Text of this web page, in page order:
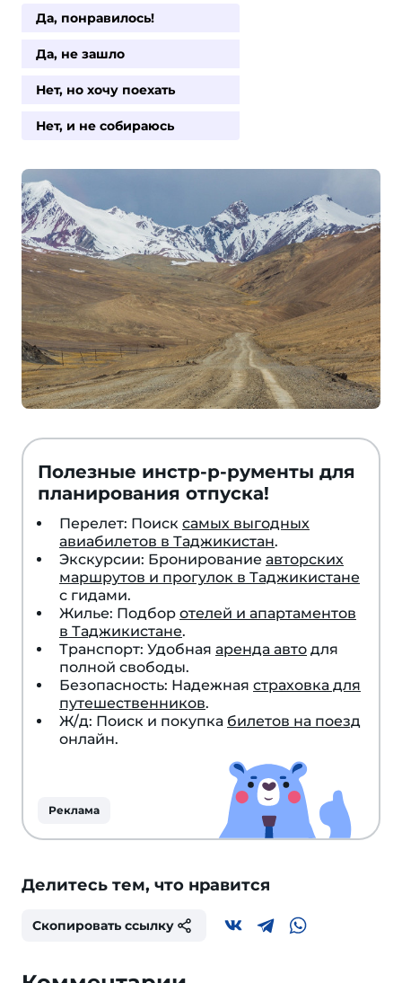
Да, понравилось!
Да, не зашло
Нет, но хочу поехать
Нет, и не собираюсь
Полезные инстр-р-рументы для
планирования отпуска!
Перелет: Поиск самых выгодных
авиабилетов в Таджикистан.
Экскурсии: Бронирование авторских
маршрутов и прогулок в Таджикистане
с гидами.
Жилье: Подбор отелей и апартаментов
в Таджикистане.
Транспорт: Удобная аренда авто для
полной свободы.
Безопасность: Надежная страховка для
путешественников.
Ж/д: Поиск и покупка билетов на поезд
онлайн.
Реклама
Делитесь тем, что нравится
Скопировать ссылку